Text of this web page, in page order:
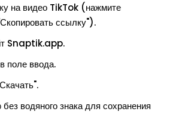
на видео TikTok (нажмите
ссылку").
Snaptik.app.
поле ввода.
водяного знака для сохранения